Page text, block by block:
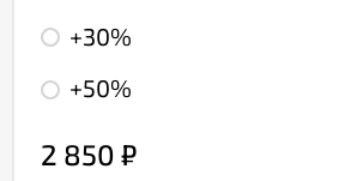
+30%
+50%
2 850 ₽